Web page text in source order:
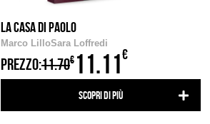
LA CASA DI PAOLO
Marco LilloSara Loffredi
PREZZO:11.70€11.11€
Scopri di più